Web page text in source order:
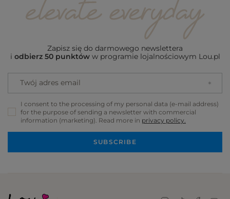
Zapisz się do darmowego newslettera
i odbierz 50 punktóww programie lojalnościowym Lou.pl
Twój adres email
I consent to the processing of my personal data (e-mail address)
for the purpose of sending a newsletter with commercial
information (marketing). Read more in privacy policy.
SUBSCRIBE